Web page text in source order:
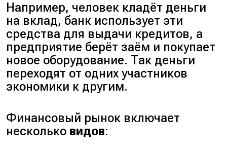
Например, человек кладёт деньги
на вклад, банк использует эти
средства для выдачи кредитов, а
предприятие берёт заём и покупает
новое оборудование. Так деньги
переходят от одних участников
экономики к другим.
Финансовый рынок включает
несколько видов: